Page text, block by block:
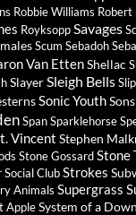
Robbie Williams Robert
RoyksoppSavages
Scum Sebadoh
Van EttenShellac
SlayerSleigh Bells
Sonic Youth
SpanSparklehorse
Vincent Stephen
Stone GossardStone
ClubStrokes
Animals Supergrass
AppleSystem of a Down